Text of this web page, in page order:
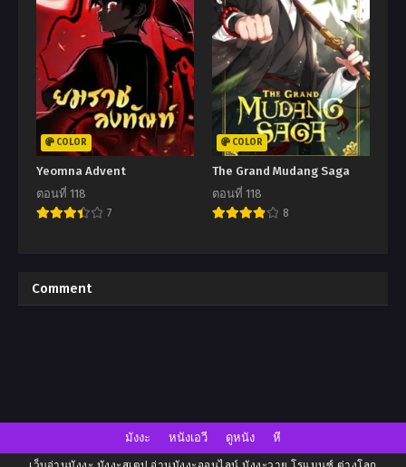
COLOR
Yeomna Advent
ตอนที่ 118
7
COLOR
The Grand Mudang Saga
ตอนที่ 118
8
Comment
มังงะ หนังเอวี ดูหนัง หี